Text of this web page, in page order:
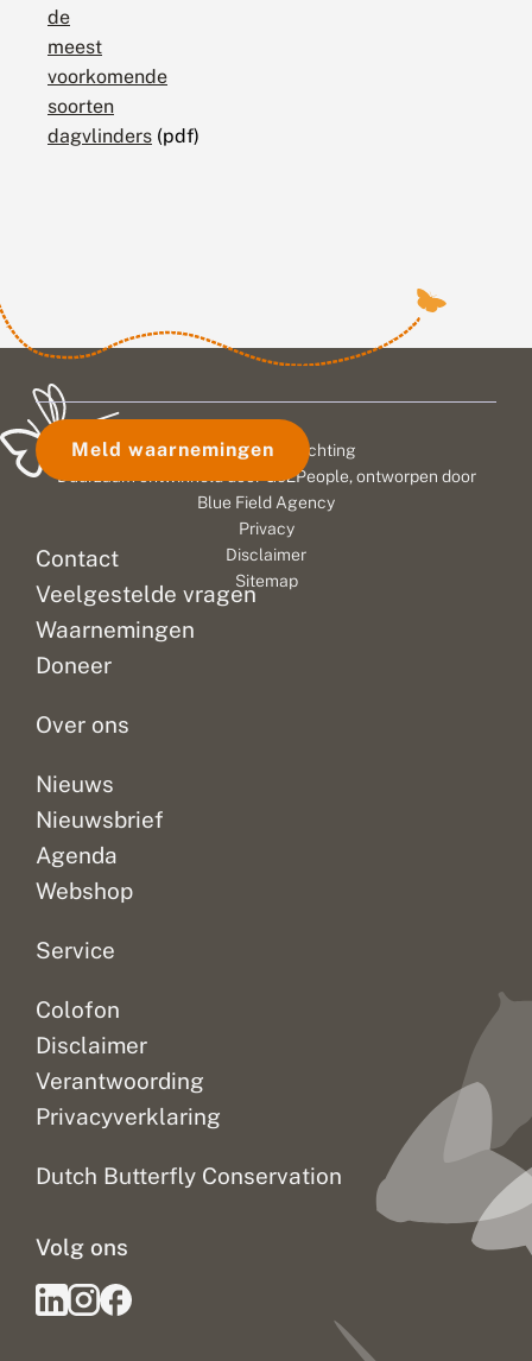
de
meest
voorkomende
soorten
dagvlinders (pdf)
Contact
Veelgestelde vragen
Waarnemingen
Doneer
Over ons
Nieuws
Nieuwsbrief
Agenda
Webshop
Service
Colofon
Disclaimer
Verantwoording
Privacyverklaring
Dutch Butterfly Conservation
Volg ons
Meld waarnemingen
© 2026 Vlinderstichting
Duurzaam ontwikkeld door
Go2People, ontworpen door
Blue Field Agency
Privacy
Disclaimer
Sitemap